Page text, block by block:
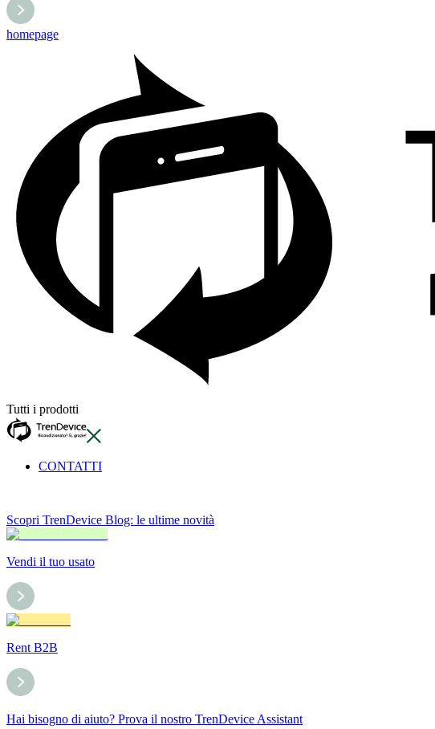
homepage
Tutti i prodotti
CONTATTI
Scopri TrenDevice Blog: le ultime novità
Vendi il tuo usato
Rent B2B
Hai bisogno di aiuto? Prova il nostro TrenDevice Assistant